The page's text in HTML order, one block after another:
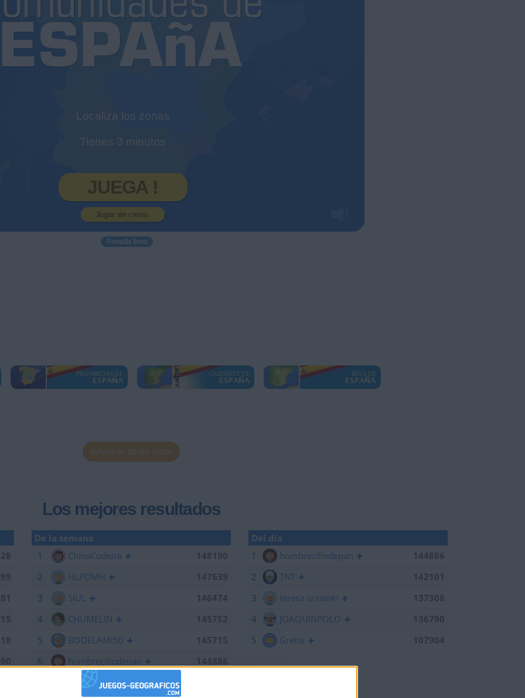
Localiza los zonas
Tienes 3 minutos
JUEGA !
Jugar sin crono.
Pantalla llena
Informar de un error
Los mejores resultados
De la semana
1
ChinaCudeira
148190
2
HLPDMH
3
SIUL
146474
4
CHUMELIN
5
BODELAMI50
145715
6
hombrecillodepan
Alegre63
Del día
1
hombrecillodepan
144886
2
TNT
3
teresa urzainki
137308
4
JOAQUINPOLO
5
Gretta 107904